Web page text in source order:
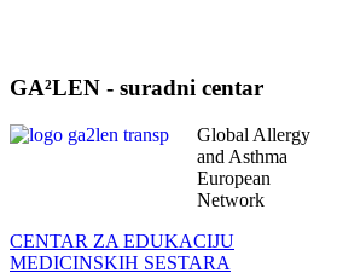
GA²LEN - suradni centar
Global Allergy
and Asthma
European
Network
CENTAR ZA EDUKACIJU
MEDICINSKIH SESTARA